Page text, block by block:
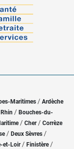
Maritimes / Ardèche
/ Bouches-du-
/ Cher / Corrèze
/ Deux Sèvres /
et-Loir / Finistère/